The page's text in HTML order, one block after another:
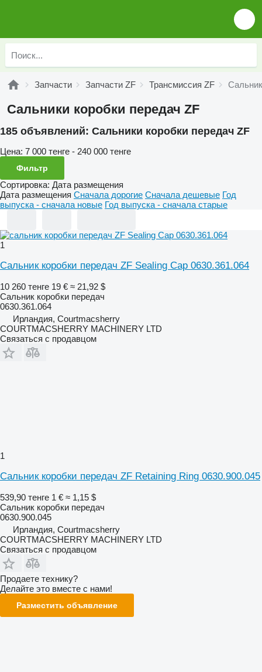
Запчасти Запчасти ZF Трансмиссия ZF
Сальники коробки передач ZF
185 объявлений: Сальники коробки передач ZF
Цена: 7 000 тенге - 240 000 тенге
Фильтр
Сортировка: Дата размещения
Дата размещения Сначала дорогие Сначала дешевые Год
выпуска - сначала новые Год выпуска - сначала старые
1
Сальник коробки передач ZF Sealing Cap 0630.361.064
10 260 тенге 19 € ≈ 21,92 $
Сальник коробки передач
0630.361.064
Ирландия, Courtmacsherry
COURTMACSHERRY MACHINERY LTD
Связаться с продавцом
1
Сальник коробки передач ZF Retaining Ring 0630.900.045
539,90 тенге 1 € ≈ 1,15 $
Сальник коробки передач
0630.900.045
Ирландия, Courtmacsherry
COURTMACSHERRY MACHINERY LTD
Связаться с продавцом
Продаете технику?
Делайте это вместе с нами!
Разместить объявление